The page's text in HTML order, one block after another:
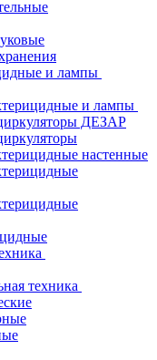
и лампы
и лампы
ДЕЗАР
настенные
техника